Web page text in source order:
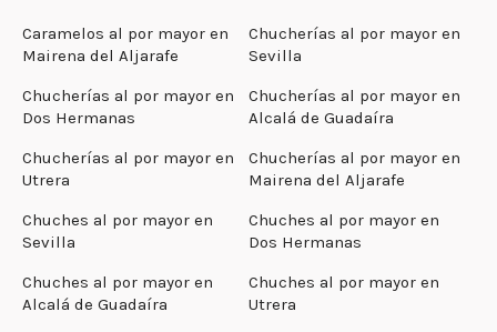
Caramelos al por mayor en
Mairena del Aljarafe
Chucherías al por mayor en
Sevilla
Chucherías al por mayor en
Dos Hermanas
Chucherías al por mayor en
Alcalá de Guadaíra
Chucherías al por mayor en
Utrera
Chucherías al por mayor en
Mairena del Aljarafe
Chuches al por mayor en
Sevilla
Chuches al por mayor en
Dos Hermanas
Chuches al por mayor en
Alcalá de Guadaíra
Chuches al por mayor en
Utrera